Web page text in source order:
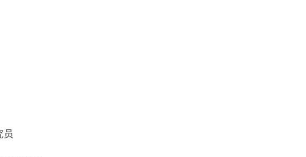
员